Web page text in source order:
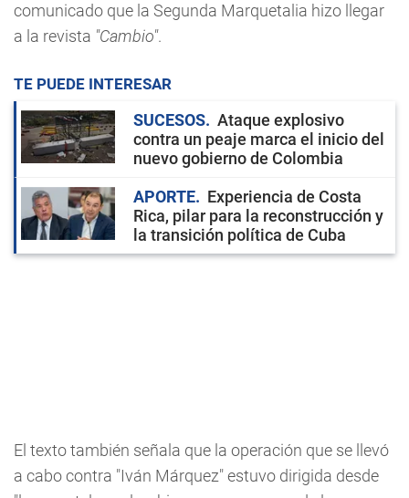
comunicado que la Segunda Marquetalia hizo llegar
a la revista "Cambio".
TE PUEDE INTERESAR
SUCESOS
Ataque explosivo
contra un peaje marca el inicio del
nuevo gobierno de Colombia
APORTE
Experiencia de Costa
Rica, pilar para la reconstrucción y
la transición política de Cuba
El texto también señala que la operación que se llevó
a cabo contra "Iván Márquez" estuvo dirigida desde